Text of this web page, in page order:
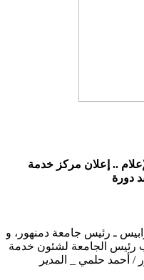
.. إعلان مركز خدمة
دورة
تحت رعاية الأستاذ الدكتور / إلهامي ترابيس ـ رئيس جامعة دمنهور، و
رئيس الجامعة لشئون خدمة
/ أحمد حلمي _ المدير